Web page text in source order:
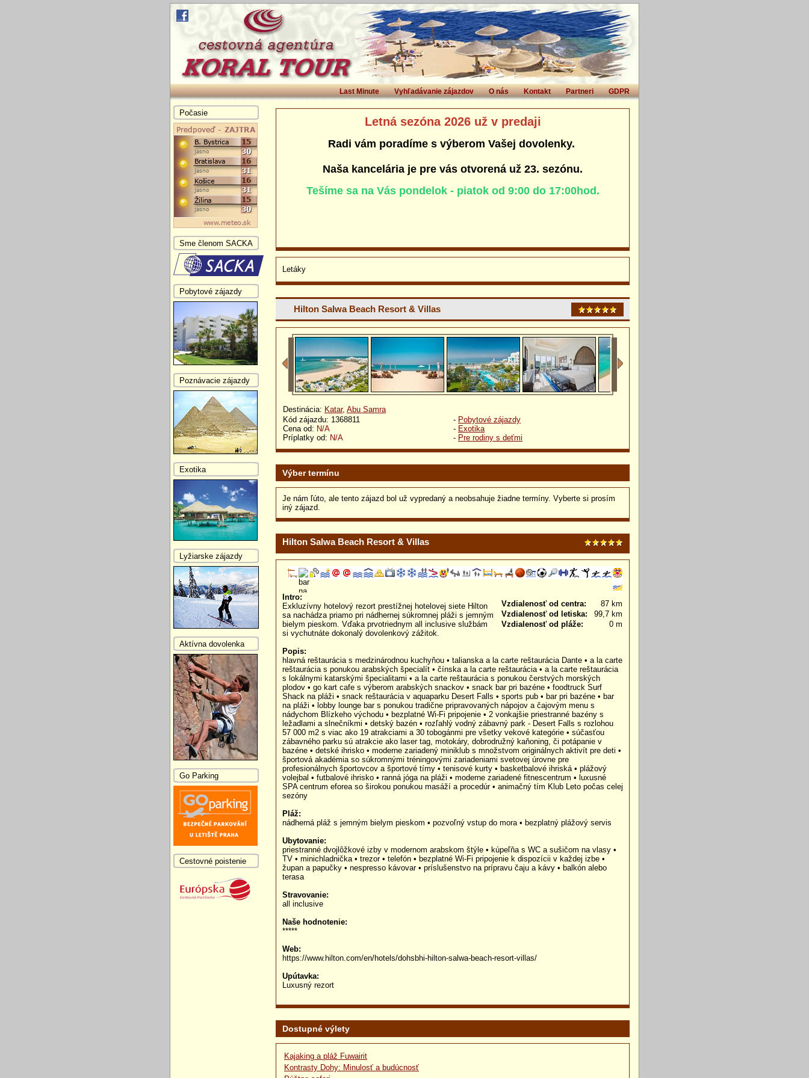
GDPR
Partneri
Kontakt
O nás
Vyhľadávanie zájazdov
Last Minute
Letná sezóna 2026 už v predaji
Radi vám poradíme s výberom Vašej dovolenky.
Naša kancelária je pre vás otvorená už 23. sezónu.
Tešíme sa na Vás pondelok - piatok od 9:00 do 17:00hod.
Letáky
Hilton Salwa Beach Resort & Villas
Destinácia: Katar, Abu Samra
Kód zájazdu: 1368811
Cena od: N/A
Príplatky od: N/A
- Pobytové zájazdy
- Exotika
- Pre rodiny s deťmi
Výber termínu
Je nám ľúto, ale tento zájazd bol už vypredaný a neobsahuje žiadne termíny. Vyberte si prosím
iný zájazd.
Hilton Salwa Beach Resort & Villas
Vzdialenosť od centra:
87 km
Vzdialenosť od letiska:
99,7 km
Vzdialenosť od pláže:
0 m
Intro:
Exkluzívny hotelový rezort prestížnej hotelovej siete Hilton
sa nachádza priamo pri nádhernej súkromnej pláži s jemným
bielym pieskom. Vďaka prvotriednym all inclusive službám
si vychutnáte dokonalý dovolenkový zážitok.
Popis:
hlavná reštaurácia s medzinárodnou kuchyňou • talianska a la carte reštaurácia Dante • a la carte
reštaurácia s ponukou arabských špecialít • čínska a la carte reštaurácia • a la carte reštaurácia
s lokálnymi katarskými špecialitami • a la carte reštaurácia s ponukou čerstvých morských
plodov • go kart cafe s výberom arabských snackov • snack bar pri bazéne • foodtruck Surf
Shack na pláži • snack reštaurácia v aquaparku Desert Falls • sports pub • bar pri bazéne • bar
na pláži • lobby lounge bar s ponukou tradične pripravovaných nápojov a čajovým menu s
nádychom Blízkeho východu • bezplatné Wi-Fi pripojenie • 2 vonkajšie priestranné bazény s
ležadlami a slnečníkmi • detský bazén • rozľahlý vodný zábavný park - Desert Falls s rozlohou
57 000 m2 s viac ako 19 atrakciami a 30 tobogánmi pre všetky vekové kategórie • súčasťou
zábavného parku sú atrakcie ako laser tag, motokáry, dobrodružný kaňoning, či potápanie v
bazéne • detské ihrisko • moderne zariadený miniklub s množstvom originálnych aktivít pre deti •
športová akadémia so súkromnými tréningovými zariadeniami svetovej úrovne pre
profesionálnych športovcov a športové tímy • tenisové kurty • basketbalové ihriská • plážový
volejbal • futbalové ihrisko • ranná jóga na pláži • moderne zariadené fitnescentrum • luxusné
SPA centrum eforea so širokou ponukou masáží a procedúr • animačný tím Klub Leto počas celej
sezóny
Pláž:
nádherná pláž s jemným bielym pieskom • pozvoľný vstup do mora • bezplatný plážový servis
Ubytovanie:
priestranné dvojlôžkové izby v modernom arabskom štýle • kúpeľňa s WC a sušičom na vlasy •
TV • minichladnička • trezor • telefón • bezplatné Wi-Fi pripojenie k dispozícii v každej izbe •
župan a papučky • nespresso kávovar • príslušenstvo na prípravu čaju a kávy • balkón alebo
terasa
Stravovanie:
all inclusive
Naše hodnotenie:
*****
Web:
https://www.hilton.com/en/hotels/dohsbhi-hilton-salwa-beach-resort-villas/
Upútavka:
Luxusný rezort
Dostupné výlety
Kajaking a pláž Fuwairit
Kontrasty Dohy: Minulosť a budúcnosť
Počasie
Sme členom SACKA
Pobytové zájazdy
Poznávacie zájazdy
Exotika
Lyžiarske zájazdy
Aktívna dovolenka
Go Parking
Cestovné poistenie